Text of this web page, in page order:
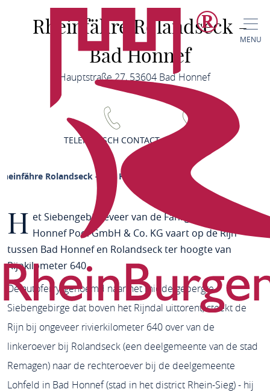
MENU
Rheinfähre Rolandseck -
Bad Honnef
Hauptstraße 27, 53604 Bad Honnef
TELEFONISCH CONTACT
Rolandseck - Bad Honnef
H et Siebengebirgeveer van de Fährgesellschaft
Honnef Pool GmbH & Co. KG vaart op de Rijn
tussen Bad Honnef en Rolandseck ter hoogte van
Rijnkilometer 640.
De autoferry, genoemd naar het middelgebergte
Siebengebirge dat boven het Rijndal uittorent, steekt de
Rijn bij ongeveer rivierkilometer 640 over van de
linkeroever bij Rolandseck (een deelgemeente van de stad
Remagen) naar de rechteroever bij de deelgemeente
Lohfeld in Bad Honnef (stad in het district Rhein-Sieg) - hij